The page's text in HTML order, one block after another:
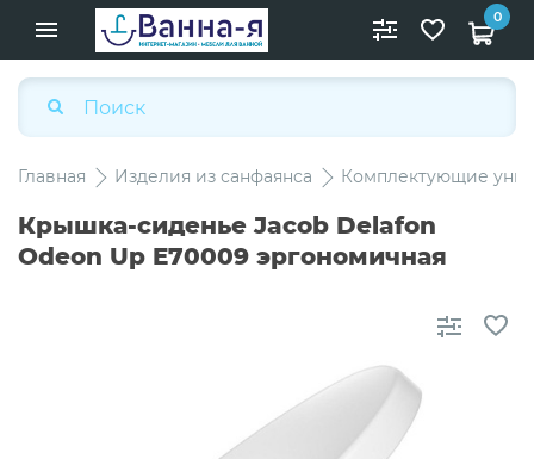
0
Главная Изделия из санфаянса Комплектующие
Крышка-сиденье Jacob Delafon
Odeon Up E70009 эргономичная